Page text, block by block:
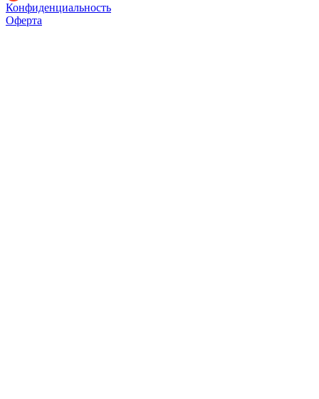
Конфиденциальность
Оферта